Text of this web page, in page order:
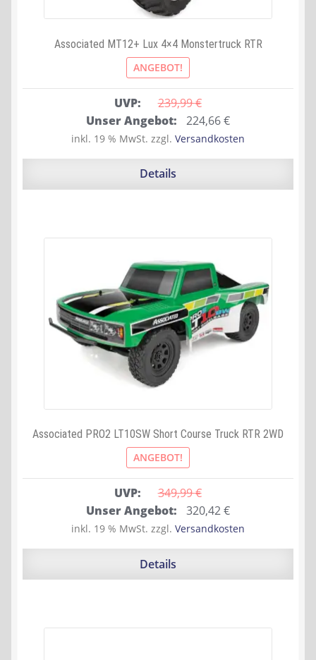
Associated MT12+ Lux 4×4 Monstertruck RTR
ANGEBOT!
UVP: 239,99 €
Ursprünglicher
Preis
war:
Unser Angebot: 224,66€Aktueller
Preis
ist:
inkl. 19 % MwSt. zzgl. Versandkosten
Details
Associated PRO2 LT10SW Short Course Truck RTR 2WD
ANGEBOT!
UVP: 349,99 €
Ursprünglicher
Preis
war:
Unser Angebot: 320,42€Aktueller
Preis
ist:
inkl. 19 % MwSt. zzgl. Versandkosten
Details